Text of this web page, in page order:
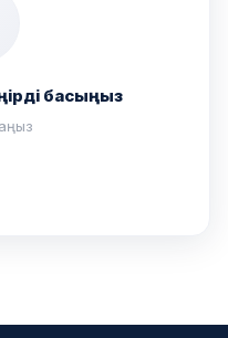
басыңыз